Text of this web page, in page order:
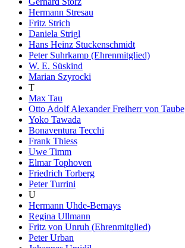
Hermann Stresau
Fritz Strich
Daniela Strigl
Hans Heinz Stuckenschmidt
Peter Suhrkamp (Ehrenmitglied)
W. E. Süskind
Marian Szyrocki
T
Max Tau
Otto Adolf Alexander Freiherr von Taube
Yoko Tawada
Bonaventura Tecchi
Frank Thiess
Uwe Timm
Elmar Tophoven
Friedrich Torberg
Peter Turrini
U
Hermann Uhde-Bernays
Regina Ullmann
Fritz von Unruh (Ehrenmitglied)
Peter Urban